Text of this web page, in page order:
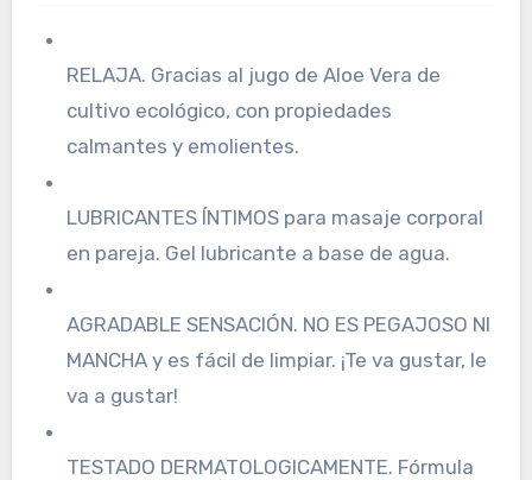
RELAJA. Gracias al jugo de Aloe Vera de
cultivo ecológico, con propiedades
calmantes y emolientes.
LUBRICANTES ÍNTIMOS para masaje corporal
en pareja. Gel lubricante a base de agua.
AGRADABLE SENSACIÓN. NO ES PEGAJOSO NI
MANCHA y es fácil de limpiar. ¡Te va gustar, le
va a gustar!
TESTADO DERMATOLOGICAMENTE. Fórmula